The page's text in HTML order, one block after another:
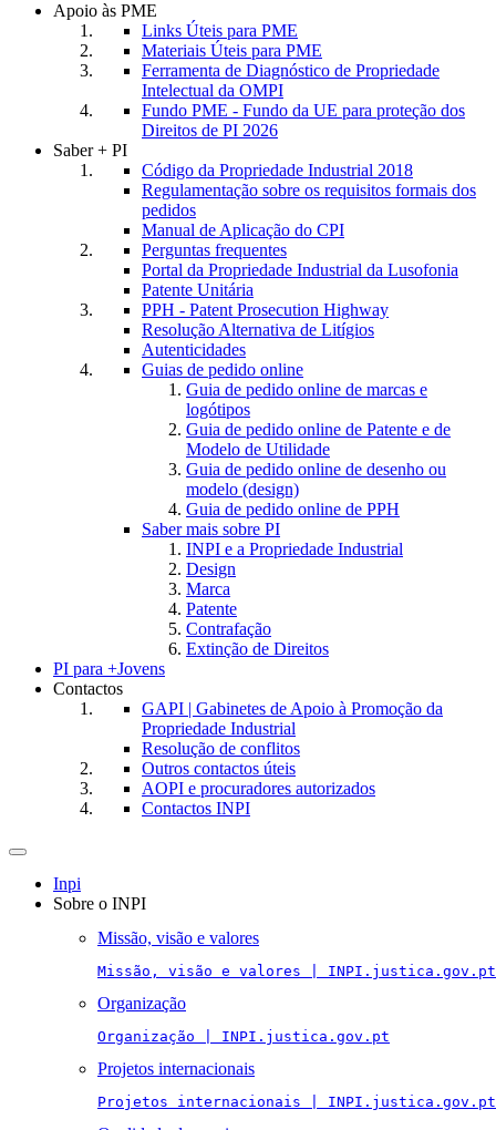
Apoio às PME
Links Úteis para PME
Materiais Úteis para PME
Ferramenta de Diagnóstico de Propriedade
Intelectual da OMPI
Fundo PME - Fundo da UE para proteção dos
Direitos de PI 2026
Saber + PI
Código da Propriedade Industrial 2018
Regulamentação sobre os requisitos formais dos
pedidos
Manual de Aplicação do CPI
Perguntas frequentes
Portal da Propriedade Industrial da Lusofonia
Patente Unitária
PPH - Patent Prosecution Highway
Resolução Alternativa de Litígios
Autenticidades
Guias de pedido online
Guia de pedido online de marcas e
logótipos
Guia de pedido online de Patente e de
Modelo de Utilidade
Guia de pedido online de desenho ou
modelo (design)
Guia de pedido online de PPH
Saber mais sobre PI
INPI e a Propriedade Industrial
Design
Marca
Patente
Contrafação
Extinção de Direitos
PI para +Jovens
Contactos
GAPI | Gabinetes de Apoio à Promoção da
Propriedade Industrial
Resolução de conflitos
Outros contactos úteis
AOPI e procuradores autorizados
Contactos INPI
Toggle
navigation
Inpi
Sobre o INPI
Missão, visão e valores
Missão, visão e valores | INPI.justica.gov.pt
Organização
Organização | INPI.justica.gov.pt
Projetos internacionais
Projetos internacionais | INPI.justica.gov.pt